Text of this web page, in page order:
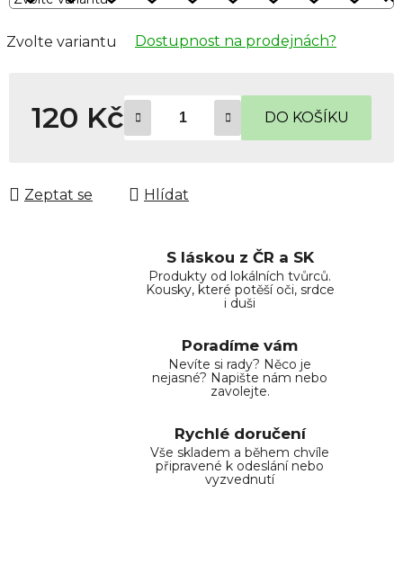
Zvolte variantu Dostupnost na prodejnách?
120 Kč DO KOŠÍKU
Zeptat se Hlídat
S láskou z ČR a SK
Produkty od lokálních tvůrců.
Kousky, které potěší oči, srdce
i duši
Poradíme vám
Nevíte si rady? Něco je
nejasné? Napište nám nebo
zavolejte.
Rychlé doručení
Vše skladem a během chvíle
připravené k odeslání nebo
vyzvednutí